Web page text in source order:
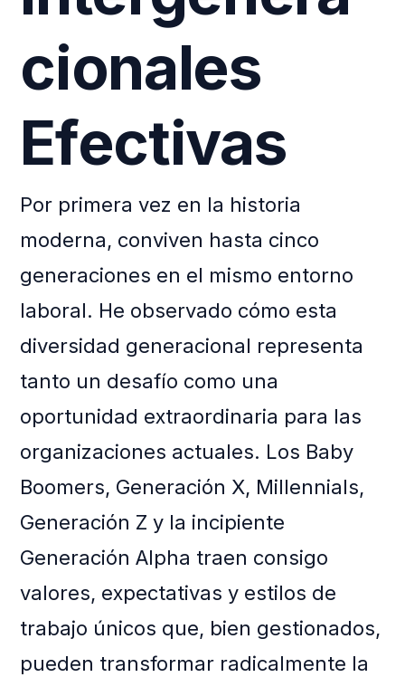
cionales
Efectivas
Por primera vez en la historia
moderna, conviven hasta cinco
generaciones en el mismo entorno
laboral. He observado cómo esta
diversidad generacional representa
tanto un desafío como una
oportunidad extraordinaria para las
organizaciones actuales. Los Baby
Boomers, Generación X, Millennials,
Generación Z y la incipiente
Generación Alpha traen consigo
valores, expectativas y estilos de
trabajo únicos que, bien gestionados,
pueden transformar radicalmente la